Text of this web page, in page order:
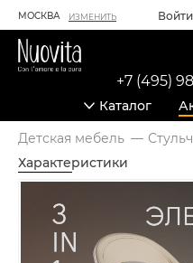
МОСКВА ИЗМЕНИТЬ Войти
Каталог
+7 (495)
Детская мебель
Характеристики
Карточка